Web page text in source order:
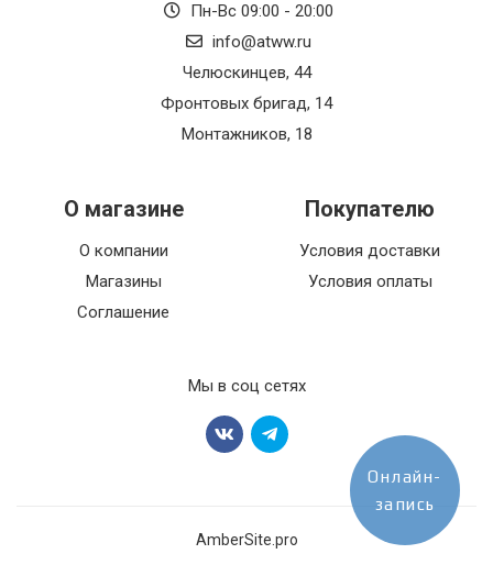
Пн-Вс 09:00 - 20:00
info@atww.ru
Челюскинцев, 44
Фронтовых бригад, 14
Монтажников, 18
О магазине
О компании
Магазины
Соглашение
Покупателю
Условия доставки
Условия оплаты
Мы в соц сетях
AmberSite.pro
Онлайн-
запись